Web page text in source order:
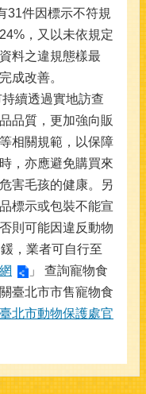
31件因標示不符規
，又以未依規定
料之違規態樣最
成改善。
續透過實地訪查
品質，更加強向販
相關規範，以保障
，亦應避免購買來
害毛孩的健康。另
標示或包裝不能宣
則可能因違反動物
，業者可自行至
」 查詢寵物食
臺北市市售寵物食
臺北市動物保護處官